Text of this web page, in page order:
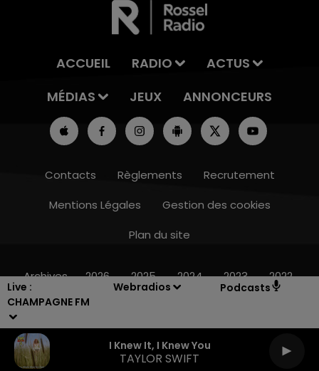
Live :
CHAMPAGNE FM
Webradios Podcasts
I Knew It, I Knew You
TAYLOR SWIFT
ACCUEIL RADIO
ACTUS
MÉDIAS
JEUX ANNONCEURS
Contacts Règlements
Recrutement
Mentions Légales
Gestion des cookies
Plan du site
Archives 2026 2025 2024 2023 2022